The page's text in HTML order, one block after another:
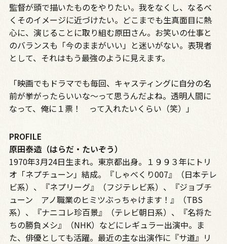
監督が頭で描いたものをやりたい。我をなくし、なるべ
くそのイメージに近づけたい――。どこまでも生真面目に熱
心に、演じることに取り組む原田さん。お笑いの仕事と
のバランスも「今のままがいい」と迷いがない。表現者
として、それはもう最強のように見えます。
「映画でもドラマでも毎回、キャスティングに自分の名
前が挙がったらいいな～って思うんだよね。透明人間に
なって、俺に１票！ って入れたいくらい（笑）」
PROFILE
原田泰造（はらだ・たいぞう）
1970年3月24日生まれ。東京都出身。１９９３年にトリ
オ「ネプチューン」結成。『しゃべくり007』（日本テレ
ビ系）、『ネプリーグ』（フジテレビ系）、『ジョブチ
ューン アノ職業のヒミツぶっちゃけます！』（TBS
系）、『ナニコレ珍百景』（テレビ朝日系）、『名将た
ちの勝負メシ』（NHK）などにレギュラー出演中。ま
た、俳優としても活躍。最近の主な出演作に『サ道』リ